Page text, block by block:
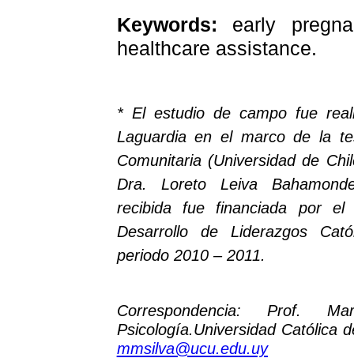
Keywords: early
healthcare assistance.
* El estudio de campo fue
Laguardiaen el marco de la
Comunitaria (Universidad de
Dra. Loreto Leiva
recibida fue financiada por
Desarrollo de Liderazgos
periodo 2010 – 2011.
Correspondencia:
Prof.
Psicología.UniversidadCatólica
mmsilva@ucu.edu.uy